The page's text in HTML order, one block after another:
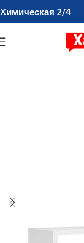
Химическая 2/4